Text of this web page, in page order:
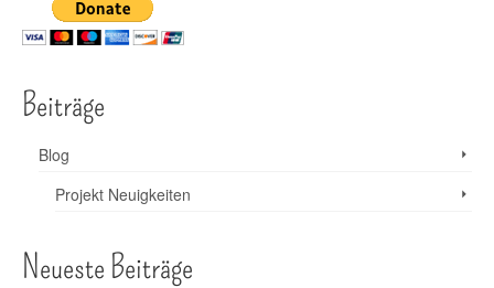
Beiträge
Blog
Projekt Neuigkeiten
Neueste Beiträge